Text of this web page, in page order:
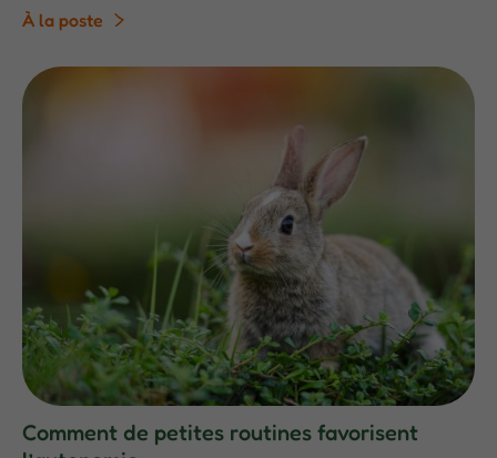
À la poste
Comment de petites routines favorisent